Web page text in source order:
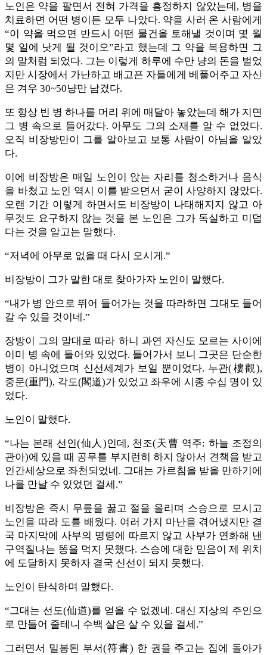
노인은 약을 팔면서 전혀 가격을 흥정하지 않았는데, 병을
치료하면 어떤 병이든 모두 나았다. 약을 사러 온 사람에게
“이 약을 먹으면 반드시 어떤 물건을 토해낼 것이며 몇 월
몇 일에 낫게 될 것이오”라고 했는데 그 약을 복용하면 그
의 말처럼 되었다. 그는 이렇게 하루에 수만 냥의 돈을 벌었
지만 시장에서 가난하고 배고픈 자들에게 베풀어주고 자신
은 겨우 30~50냥만 남겼다.
또 항상 빈 병 하나를 머리 위에 매달아 놓았는데 해가 지면
그 병 속으로 들어갔다. 아무도 그의 소재를 알 수 없었다.
오직 비장방만이 그를 알아보고 보통 사람이 아님을 알았
다.
이에 비장방은 매일 노인이 앉는 자리를 청소하거나 음식
을 바쳤고 노인 역시 이를 받으면서 굳이 사양하지 않았다.
오랜 기간 이렇게 하면서도 비장방이 나태해지지 않고 아
무것도 요구하지 않는 것을 본 노인은 그가 독실하고 미덥
다는 것을 알고는 말했다.
“저녁에 아무로 없을 때 다시 오시게.”
비장방이 그가 말한 대로 찾아가자 노인이 말했다.
“내가 병 안으로 뛰어 들어가는 것을 따라하면 그대도 들어
갈 수 있을 것이네.”
장방이 그의 말대로 따라 하니 과연 자신도 모르는 사이에
이미 병 속에 들어와 있었다. 들어가서 보니 그곳은 단순한
병이 아니었으며 신선세계가 보일 뿐이었다. 누관(樓觀),
중문(重門), 각도(閣道)가 있었고 좌우에 시종 수십 명이 있
었다.
노인이 말했다.
“나는 본래 선인(仙人)인데, 천조(天曹 역주: 하늘 조정의
관아)에 있을 때 공무를 부지런히 하지 않아서 견책을 받고
인간세상으로 좌천되었네. 그대는 가르침을 받을 만하기에
나를 만날 수 있었던 걸세.”
비장방은 즉시 무릎을 꿇고 절을 올리며 스승으로 모시고
노인을 따라 도를 배웠다. 여러 가지 마난을 겪어냈지만 결
국 마지막에 사부의 명령에 따르지 않고 사부가 연화해 낸
구역질나는 똥을 먹지 못했다. 스승에 대한 믿음이 제 위치
에 도달하지 못하자 결국 신선이 되지 못했다.
노인이 탄식하며 말했다.
“그대는 선도(仙道)를 얻을 수 없겠네. 대신 지상의 주인으
로 만들어 줄테니 수백 살은 살 수 있을 걸세.”
그러면서 밀봉된 부서(符書) 한 권을 주고는 집에 돌아가